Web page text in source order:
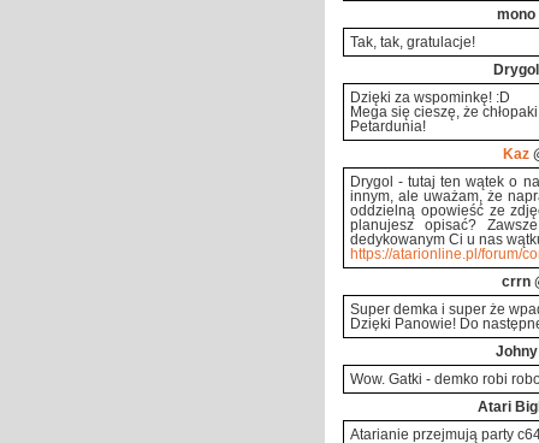
mono
Tak, tak, gratulacje!
Drygol
Dzięki za wspominkę! :D
Mega się cieszę, że
Petardunia!
Kaz
Drygol - tutaj ten wątek o
innym, ale uważam, że
oddzielną opowieść ze
planujesz opisać?
dedykowanym Ci u nas
https://atarionline.pl/forum/
crrn
Super demka i super że
Dzięki Panowie! Do
Johny
Wow. Gatki - demko robi
Atari
Atarianie przejmują party